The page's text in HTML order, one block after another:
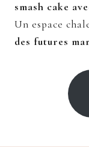
smash cake
Un espace
des futures